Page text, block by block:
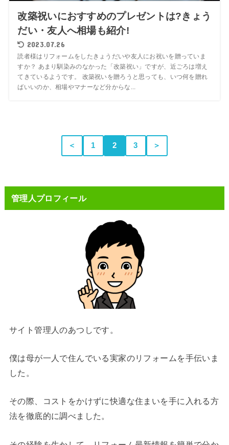
改築祝いにおすすめのプレゼントは?きょう
だい・友人へ相場も紹介!
2023.07.26
読者様はリフォームをしたきょうだいや友人にお祝いを贈っていま
すか？ あまり馴染みのなかった「改築祝い」ですが、近ごろは増え
てきているようです。 改築祝いを贈ろうと思っても、いつ何を贈れ
ばいいのか、相場やマナーなど分からな...
＜ 1 2 3 ＞
管理人プロフィール
サイト管理人のあつしです。
僕は母が一人で住んでいる実家のリフォームを手伝いま
した。
その際、コストをかけずに快適な住まいを手に入れる方
法を徹底的に調べました。